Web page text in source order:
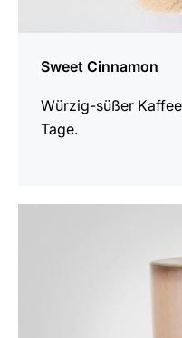
Sweet Cinnamon
Würzig-süßer
Tage.